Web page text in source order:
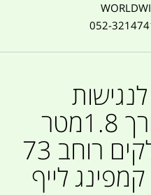
לקרוואן מידות אורך 1.8מטר
מתקפלת ל 2 חלקים רוחב 73
לייף